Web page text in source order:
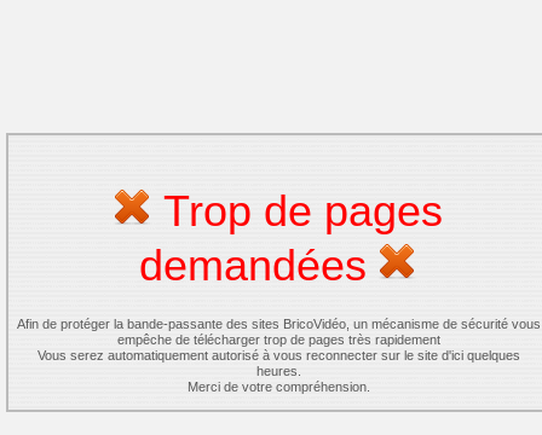
Trop de pages
demandées
Afin de protéger la bande-passante des sites BricoVidéo, un mécanisme de sécurité vous
empêche de télécharger trop de pages très rapidement
Vous serez automatiquement autorisé à vous reconnecter sur le site d'ici quelques
heures.
Merci de votre compréhension.